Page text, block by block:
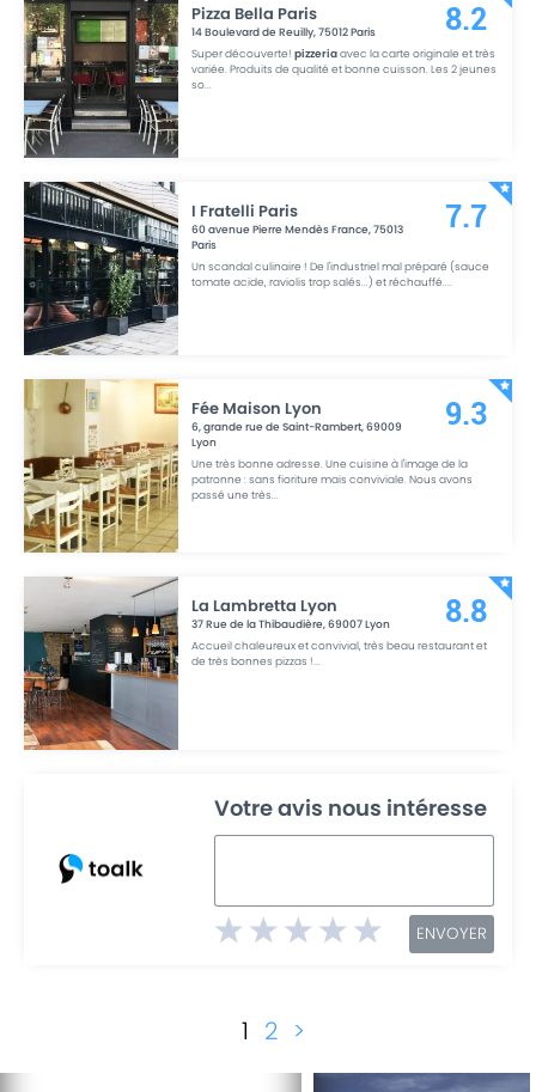
Pizza Bella Paris
14 Boulevard de Reuilly,75012Paris
Super découverte!pizzeriaavec la carte originale et très
variée. Produits de qualité et bonne cuisson. Les 2 jeunes
so...
8.2
I Fratelli Paris
60 avenue Pierre Mendès France,75013
Paris
Un scandal culinaire ! De l'industriel mal préparé (sauce
tomate acide, raviolis trop salés...) et réchauffé....
7.7
Fée Maison Lyon
6, grande rue de Saint-Rambert,69009
Lyon
Une très bonne adresse. Une cuisine à l'image de la
patronne : sans fioriture mais conviviale. Nous avons
passé une très...
9.3
La Lambretta Lyon
37 Rue de la Thibaudière,69007Lyon
Accueil chaleureux et convivial, très beau restaurant et
de très bonnes pizzas !...
8.8
Votre avis nous intéresse
ENVOYER
1 2 >